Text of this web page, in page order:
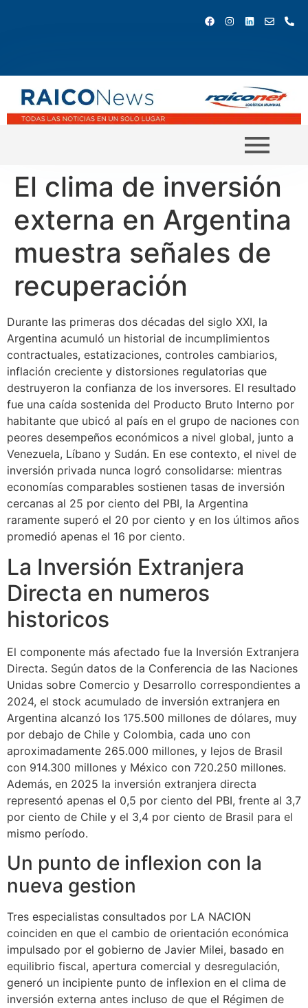
El clima de inversión
externa en Argentina
muestra señales de
recuperación
Durante las primeras dos décadas del siglo XXI, la
Argentina acumuló un historial de incumplimientos
contractuales, estatizaciones, controles cambiarios,
inflación creciente y distorsiones regulatorias que
destruyeron la confianza de los inversores. El resultado
fue una caída sostenida del Producto Bruto Interno por
habitante que ubicó al país en el grupo de naciones con
peores desempeños económicos a nivel global, junto a
Venezuela, Líbano y Sudán. En ese contexto, el nivel de
inversión privada nunca logró consolidarse: mientras
economías comparables sostienen tasas de inversión
cercanas al 25 por ciento del PBI, la Argentina
raramente superó el 20 por ciento y en los últimos años
promedió apenas el 16 por ciento.
La Inversión Extranjera
Directa en numeros
historicos
El componente más afectado fue la Inversión Extranjera
Directa. Según datos de la Conferencia de las Naciones
Unidas sobre Comercio y Desarrollo correspondientes a
2024, el stock acumulado de inversión extranjera en
Argentina alcanzó los 175.500 millones de dólares, muy
por debajo de Chile y Colombia, cada uno con
aproximadamente 265.000 millones, y lejos de Brasil
con 914.300 millones y México con 720.250 millones.
Además, en 2025 la inversión extranjera directa
representó apenas el 0,5 por ciento del PBI, frente al 3,7
por ciento de Chile y el 3,4 por ciento de Brasil para el
mismo período.
Un punto de inflexion con la
nueva gestion
Tres especialistas consultados por LA NACION
coinciden en que el cambio de orientación económica
impulsado por el gobierno de Javier Milei, basado en
equilibrio fiscal, apertura comercial y desregulación,
generó un incipiente punto de inflexion en el clima de
inversión externa antes incluso de que el Régimen de